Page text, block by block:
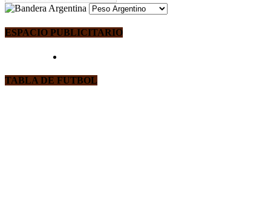
ESPACIO PUBLICITARIO
TABLA DE FUTBOL